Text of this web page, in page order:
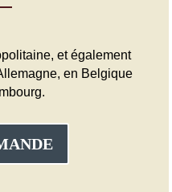
et également
en Belgique